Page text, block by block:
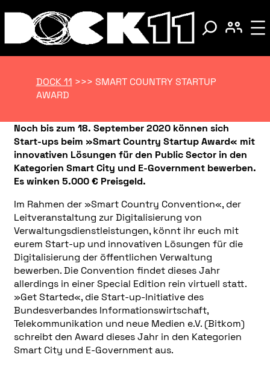
DOCK 11 >>> SMART COUNTRY STARTUP
AWARD
Noch bis zum 18. September 2020 können sich
Start-ups beim »Smart Country Startup Award« mit
innovativen Lösungen für den Public Sector in den
Kategorien Smart City und E-Government bewerben.
Es winken 5.000 € Preisgeld.
Im Rahmen der »Smart Country Convention«, der
Leitveranstaltung zur Digitalisierung von
Verwaltungsdienstleistungen, könnt ihr euch mit
eurem Start-up und innovativen Lösungen für die
Digitalisierung der öffentlichen Verwaltung
bewerben. Die Convention findet dieses Jahr
allerdings in einer Special Edition rein virtuell statt.
»Get Started«, die Start-up-Initiative des
Bundesverbandes Informationswirtschaft,
Telekommunikation und neue Medien e.V. (Bitkom)
schreibt den Award dieses Jahr in den Kategorien
Smart City und E-Government aus.